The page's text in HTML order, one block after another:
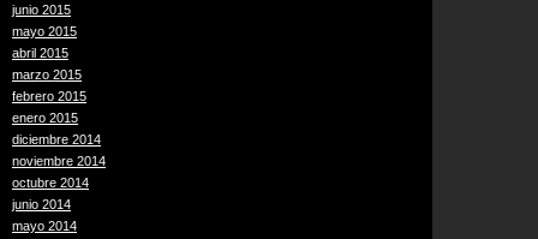
junio 2015
mayo 2015
abril 2015
marzo 2015
febrero 2015
enero 2015
diciembre 2014
noviembre 2014
octubre 2014
junio 2014
mayo 2014